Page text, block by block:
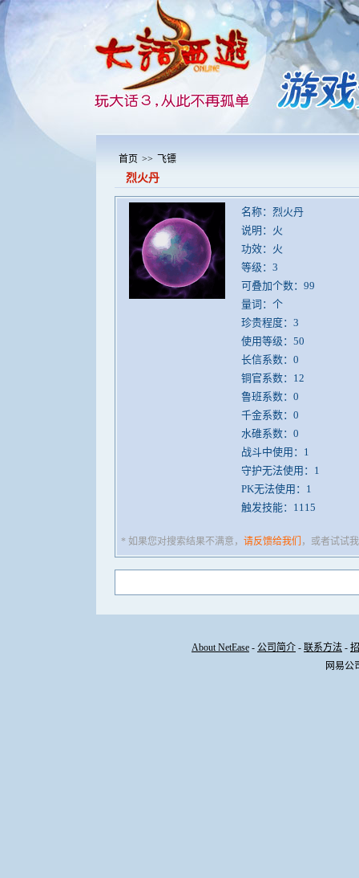
首页 >> 飞镖
烈火丹
名称：烈火丹
说明：火
功效：火
等级：3
可叠加个数：99
量词：个
珍贵程度：3
使用等级：50
长信系数：0
铜官系数：12
鲁班系数：0
千金系数：0
水碓系数：0
战斗中使用：1
守护无法使用：1
PK无法使用：1
触发技能：1115
* 如果您对搜索结果不满意， 请反馈给我们 ，或者试试
About NetEase - 公司简介 - 联系方法 -
网易公